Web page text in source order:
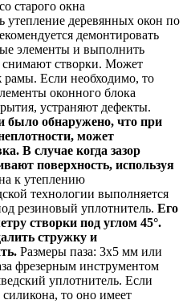
утепление деревянных окон по
демонтировать
элементы и выполнить
снимают створки. Может
рамы. Если необходимо, то
оконного блока
устраняют дефекты.
было обнаружено, что при
может
В случае когда зазор
поверхность, используя
технологии выполняется
резиновый уплотнитель. Его
створки под углом 45°.
стружку и
Размеры паза: 3х5 мм или
уплотнитель. Если
силикона, то оно имеет